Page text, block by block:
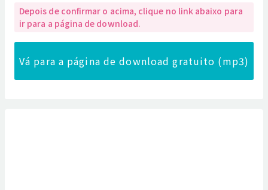
Depois de confirmar o acima, clique no link abaixo para
ir para a página de download.
Vá para a página de download gratuito (mp3)